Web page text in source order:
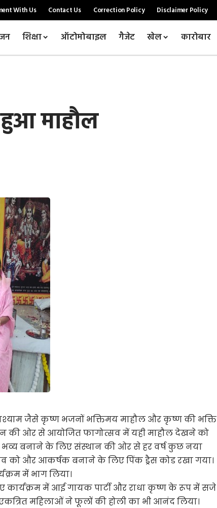
With Us Contact Us Correction Policy Disclaimer Policy
शिक्षा ऑटोमोबाइल गैजेट खेल कारोबार
माहौल
जैसे कृष्ण भजनों भक्तिमय माहौल और कृष्ण की भक्ति
की ओर से आयोजित फागोत्सव में यही माहौल देखने को
भव्य बनाने के लिए संस्थान की ओर से हर वर्ष कुछ नया
को और आकर्षक बनाने के लिए पिंक ड्रैस कोड रखा गया।
में भाग लिया।
में आई गायक पार्टी और राधा कृष्ण के रूप में सजे
महिलाओं ने फूलों की होली का भी आनंद लिया।